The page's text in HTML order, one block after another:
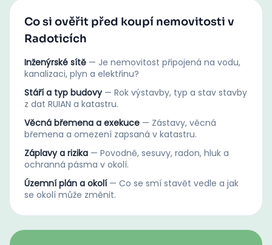
Co si ověřit před koupí nemovitosti v
Radoticích
Inženýrské sítě — Je nemovitost připojená na vodu,
kanalizaci, plyn a elektřinu?
Stáří a typ budovy — Rok výstavby, typ a stav stavby
z dat RUIAN a katastru.
Věcná břemena a exekuce — Zástavy, věcná
břemena a omezení zapsaná v katastru.
Záplavy a rizika — Povodně, sesuvy, radon, hluk a
ochranná pásma v okolí.
Územní plán a okolí — Co se smí stavět vedle a jak
se okolí může změnit.